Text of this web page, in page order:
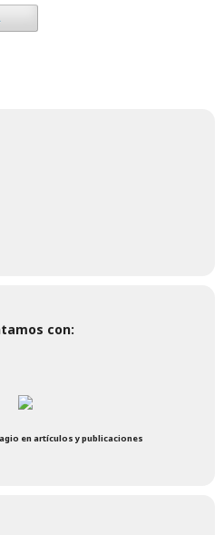
con:
en artículos y publicaciones